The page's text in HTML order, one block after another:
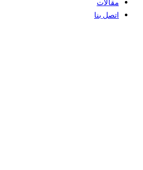
مقالات
اتصل بنا